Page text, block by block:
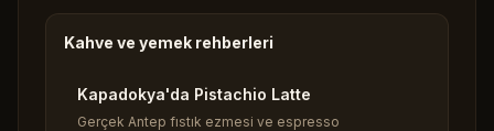
Kahve ve yemek rehberleri
Kapadokya'da Pistachio Latte
Gerçek Antep fıstık ezmesi ve espresso